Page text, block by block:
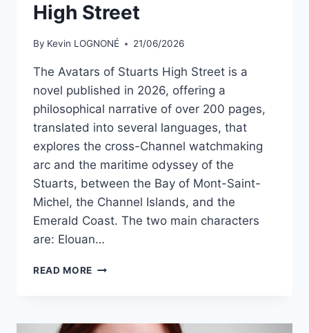
High Street
By Kevin LOGNONÉ 21/06/2026
The Avatars of Stuarts High Street is a
novel published in 2026, offering a
philosophical narrative of over 200 pages,
translated into several languages, that
explores the cross-Channel watchmaking
arc and the maritime odyssey of the
Stuarts, between the Bay of Mont-Saint-
Michel, the Channel Islands, and the
Emerald Coast. The two main characters
are: Elouan…
READ MORE THE
HIGH